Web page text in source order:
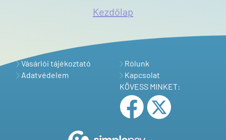
Kezdőlap
Vásárlói tájékoztató
Adatvédelem
Rólunk
Kapcsolat
KÖVESS MINKET: